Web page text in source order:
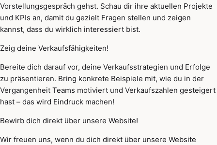
Vorstellungsgespräch gehst. Schau dir ihre aktuellen Projekte
und KPIs an, damit du gezielt Fragen stellen und zeigen
kannst, dass du wirklich interessiert bist.
Zeig deine Verkaufsfähigkeiten!
Bereite dich darauf vor, deine Verkaufsstrategien und Erfolge
zu präsentieren. Bring konkrete Beispiele mit, wie du in der
Vergangenheit Teams motiviert und Verkaufszahlen gesteigert
hast – das wird Eindruck machen!
Bewirb dich direkt über unsere Website!
Wir freuen uns, wenn du dich direkt über unsere Website